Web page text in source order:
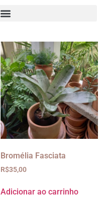
Bromélia Fasciata
R$35,00
Adicionar ao carrinho